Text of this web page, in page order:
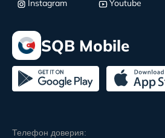
Instagram
Youtube
SQB Mobile
Телефон доверия: